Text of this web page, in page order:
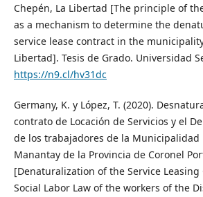
Chepén, La Libertad [The principle of
as a mechanism to determine the
service lease contract in the
Libertad]. Tesis de Grado. Universidad
https://n9.cl/hv31dc
Germany, K. y López, T. (2020).
contrato de Locación de Servicios y el
de los trabajadores de la
Manantay de la Provincia de Coronel
[Denaturalization of the Service
Social Labor Law of the workers of the